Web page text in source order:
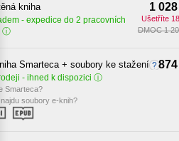
1
Ušetříte
DMOC 1
kniha
- expedice do 2 pracovních
Smarteca + soubory ke stažení
- ihned k dispozici
Smarteca?
najdu soubory e-knih?